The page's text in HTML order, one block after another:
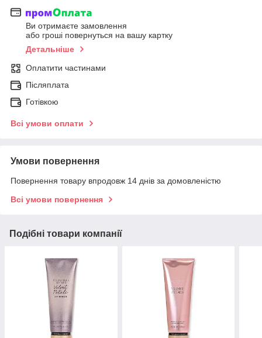
Ви отримаєте замовлення
або гроші повернуться на вашу картку
Детальніше
Оплатити частинами
Післяплата
Готівкою
Всі умови оплати
Умови повернення
Повернення товару впродовж 14 днів за домовленістю
Всі умови повернення
Подібні товари компанії